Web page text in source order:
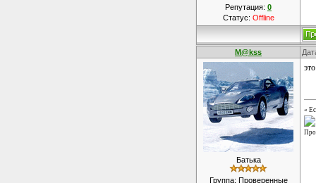
Репутация: 0
Статус: Offline
M@kss
Батька
Группа: Проверенные
«